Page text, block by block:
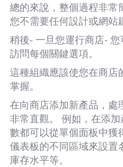
總的來說，整個過程非常
您不需要任何設計或網站
稍後- 一旦您運行商店-
訪問每個關鍵選項。
這種組織應該使您在商店
掌握。
在向商店添加新產品，處
非常直觀。 例如，在添
數都可以從單個面板中獲
儀表板的不同區域來設置
庫存水平等。